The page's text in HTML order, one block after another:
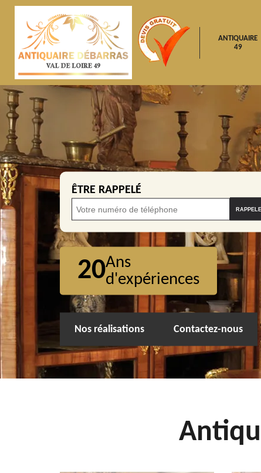
ANTIQUAIRE
49
ÊTRE RAPPELÉ
20Ans
d'expériences
Nos réalisations Contactez-nous